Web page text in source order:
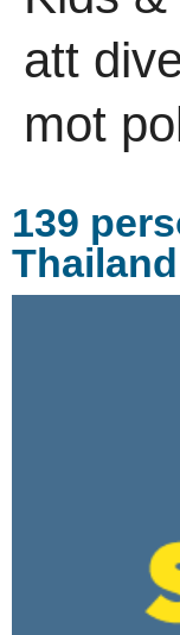
att
mot
139
Thailand